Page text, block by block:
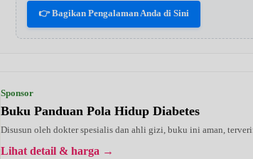
👉 Bagikan Pengalaman Anda di Sini
Sponsor
Buku Panduan Pola Hidup Diabetes
Disusun oleh dokter spesialis dan ahli gizi, buku ini aman,
Lihat detail & harga →